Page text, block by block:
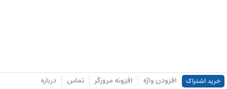
خرید اشتراک افزودن واژه افزونه مرورگر تماس درباره